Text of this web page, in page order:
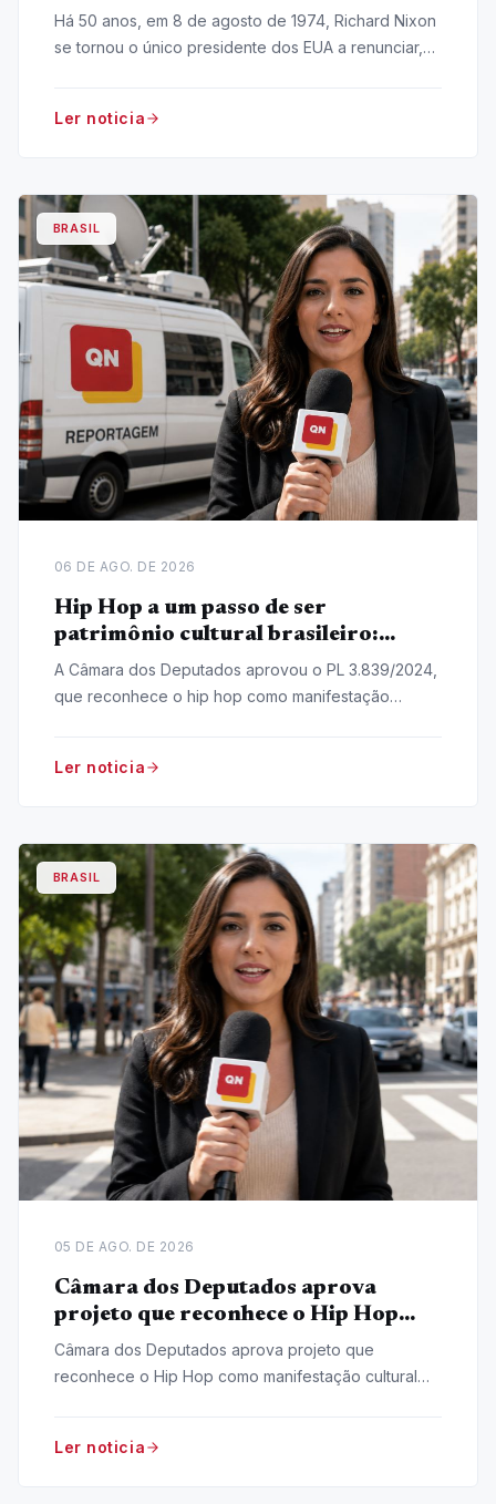
EUA
Há 50 anos, em 8 de agosto de 1974, Richard Nixon
se tornou o único presidente dos EUA a renunciar,
Ler noticia
BRASIL
06 DE AGO. DE 2026
Hip Hop a um passo de ser
patrimônio cultural brasileiro:
Entenda o Projeto de Lei
A Câmara dos Deputados aprovou o PL 3.839/2024,
que reconhece o hip hop como manifestação
Ler noticia
BRASIL
05 DE AGO. DE 2026
Câmara dos Deputados aprova
projeto que reconhece o Hip Hop
como manifestação cultural nacional
Câmara dos Deputados aprova projeto que
reconhece o Hip Hop como manifestação cultural
Ler noticia